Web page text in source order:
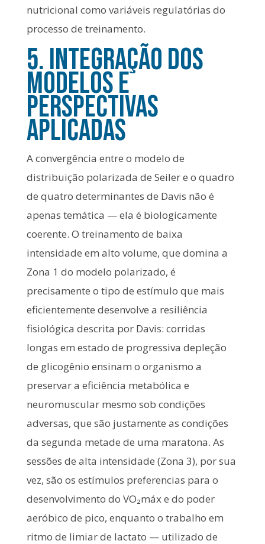
nutricional como variáveis regulatórias do
processo de treinamento.
5. Integração dos
Modelos e
Perspectivas
Aplicadas
A convergência entre o modelo de
distribuição polarizada de Seiler e o quadro
de quatro determinantes de Davis não é
apenas temática — ela é biologicamente
coerente. O treinamento de baixa
intensidade em alto volume, que domina a
Zona 1 do modelo polarizado, é
precisamente o tipo de estímulo que mais
eficientemente desenvolve a resiliência
fisiológica descrita por Davis: corridas
longas em estado de progressiva depleção
de glicogênio ensinam o organismo a
preservar a eficiência metabólica e
neuromuscular mesmo sob condições
adversas, que são justamente as condições
da segunda metade de uma maratona. As
sessões de alta intensidade (Zona 3), por sua
vez, são os estímulos preferencias para o
desenvolvimento do VO₂máx e do poder
aeróbico de pico, enquanto o trabalho em
ritmo de limiar de lactato — utilizado de